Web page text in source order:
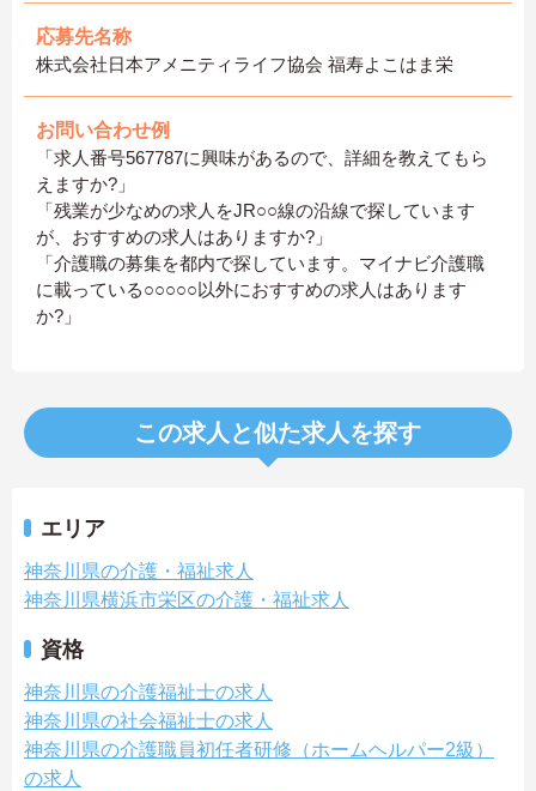
応募先名称
株式会社日本アメニティライフ協会 福寿よこはま栄
お問い合わせ例
「求人番号567787に興味があるので、詳細を教えてもら
えますか?」
「残業が少なめの求人をJR○○線の沿線で探しています
が、おすすめの求人はありますか?」
「介護職の募集を都内で探しています。マイナビ介護職
に載っている○○○○○以外におすすめの求人はあります
か?」
この求人と似た求人を探す
エリア
神奈川県の介護・福祉求人
神奈川県横浜市栄区の介護・福祉求人
資格
神奈川県の介護福祉士の求人
神奈川県の社会福祉士の求人
神奈川県の介護職員初任者研修（ホームヘルパー2級）
の求人